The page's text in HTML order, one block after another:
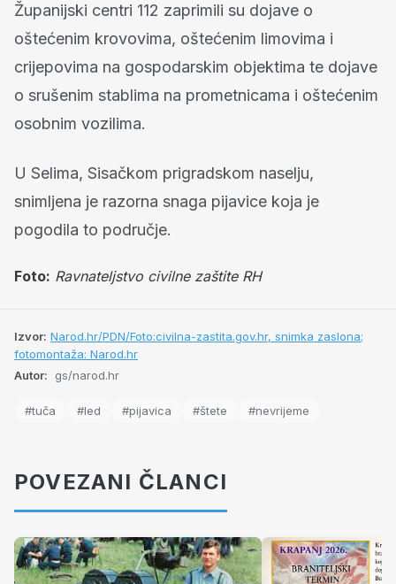
Županijski centri 112 zaprimili su dojave o
oštećenim krovovima, oštećenim limovima i
crijepovima na gospodarskim objektima te dojave
o srušenim stablima na prometnicama i oštećenim
osobnim vozilima.
U Selima, Sisačkom prigradskom naselju,
snimljena je razorna snaga pijavice koja je
pogodila to područje.
Foto: Ravnateljstvo civilne zaštite RH
Izvor: Narod.hr/PDN/Foto:civilna-zastita.gov.hr, snimka zaslona;
fotomontaža: Narod.hr
Autor:
gs/narod.hr
#tuča #led #pijavica #štete #nevrijeme
POVEZANI ČLANCI